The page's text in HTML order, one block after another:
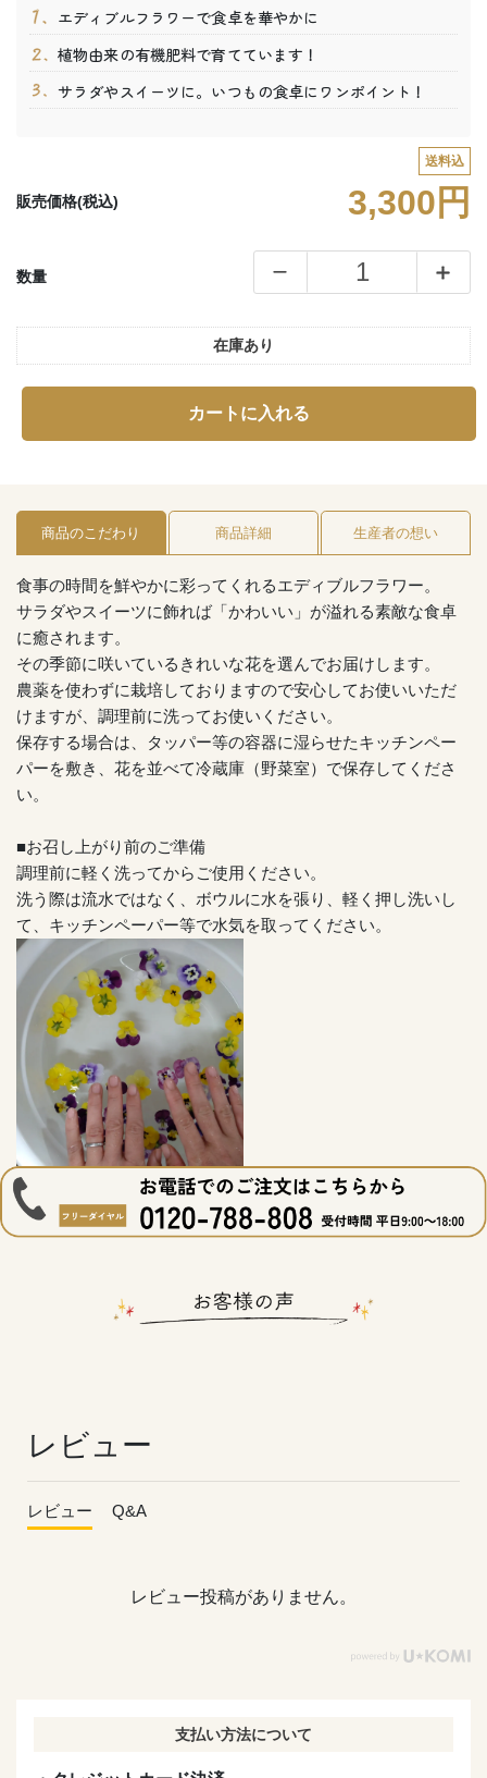
エディブルフラワーで食卓を華やかに
植物由来の有機肥料で育てています！
サラダやスイーツに。いつもの食卓にワンポイント！
送料込
販売価格(税込) 3,300円
数量
在庫あり
カートに入れる
商品のこだわり 商品詳細 生産者の想い
食事の時間を鮮やかに彩ってくれるエディブルフラワー。
サラダやスイーツに飾れば「かわいい」が溢れる素敵な食卓
に癒されます。
その季節に咲いているきれいな花を選んでお届けします。
農薬を使わずに栽培しておりますので安心してお使いいただ
けますが、調理前に洗ってお使いください。
保存する場合は、タッパー等の容器に湿らせたキッチンペー
パーを敷き、花を並べて冷蔵庫（野菜室）で保存してくださ
い。
■お召し上がり前のご準備
調理前に軽く洗ってからご使用ください。
洗う際は流水ではなく、ボウルに水を張り、軽く押し洗いし
て、キッチンペーパー等で水気を取ってください。
レビュー
レビュー Q&A
レビュー投稿がありません。
支払い方法について